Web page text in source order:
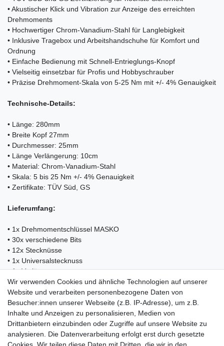
• Akustischer Klick und Vibration zur Anzeige des erreichten
Drehmoments
• Hochwertiger Chrom-Vanadium-Stahl für Langlebigkeit
• Inklusive Tragebox und Arbeitshandschuhe für Komfort und
Ordnung
• Einfache Bedienung mit Schnell-Entrieglungs-Knopf
• Vielseitig einsetzbar für Profis und Hobbyschrauber
• Präzise Drehmoment-Skala von 5-25 Nm mit +/- 4% Genauigkeit
Technische-Details:
• Länge: 280mm
• Breite Kopf 27mm
• Durchmesser: 25mm
• Länge Verlängerung: 10cm
• Material: Chrom-Vanadium-Stahl
• Skala: 5 bis 25 Nm +/- 4% Genauigkeit
• Zertifikate: TÜV Süd, GS
Lieferumfang:
• 1x Drehmomentschlüssel MASKO
• 30x verschiedene Bits
• 12x Stecknüsse
• 1x Universalstecknuss
• 1x Verlängerungsstange
• 1x Tragebox
• 1x Paar Arbeitshandschuhe
• 1x Gebrauchsanleitung
Wir verwenden Cookies und ähnliche Technologien auf unserer
Website und verarbeiten personenbezogene Daten von
Besucher:innen unserer Webseite (z.B. IP-Adresse), um z.B.
Inhalte und Anzeigen zu personalisieren, Medien von
Drittanbietern einzubinden oder Zugriffe auf unsere Website zu
analysieren. Die Datenverarbeitung erfolgt erst durch gesetzte